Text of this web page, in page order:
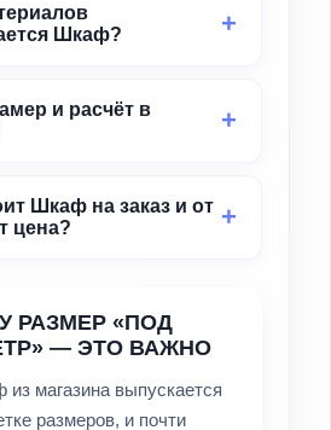
Шкаф?
и расчёт в
Шкаф на заказ и от
цена?
РАЗМЕР «ПОД
— ЭТО ВАЖНО
из магазина выпускается
размеров, и почти